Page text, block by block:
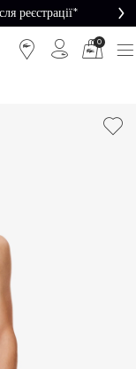
реєстрації*
0